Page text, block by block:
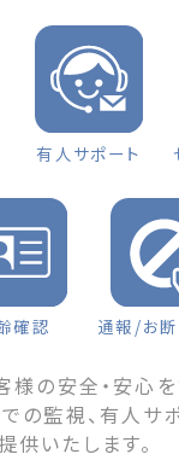
有人サポート
確認 通報/お断
様の安全・安心
の監視、有人サ
供いたします。